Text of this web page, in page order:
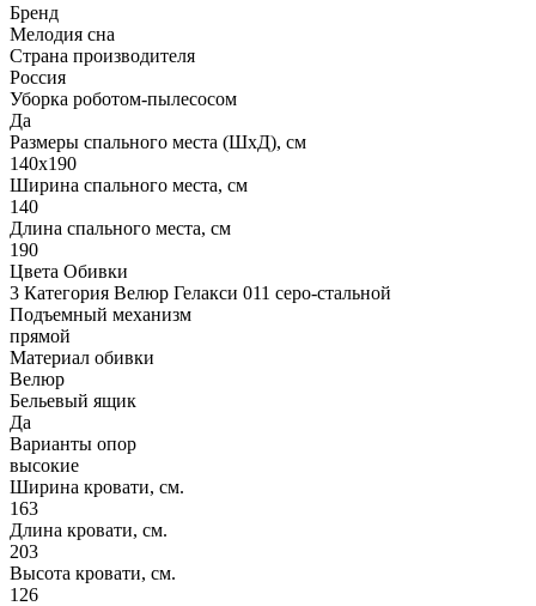
Бренд
Мелодия сна
Страна производителя
Россия
Уборка роботом-пылесосом
Да
Размеры спального места (ШхД), см
140х190
Ширина спального места, см
140
Длина спального места, см
190
Цвета Обивки
3 Категория Велюр Гелакси 011 серо-стальной
Подъемный механизм
прямой
Материал обивки
Велюр
Бельевый ящик
Да
Варианты опор
высокие
Ширина кровати, см.
163
Длина кровати, см.
203
Высота кровати, см.
126